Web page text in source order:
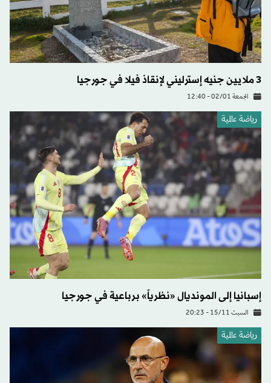
3 ملايين جنيه إسترليني لإنقاذ فيلا في جورجيا
الجمعة 02/01 - 12:40
رياضة عالمية
إسبانيا إلى المونديال «نظرياً» برباعية في جورجيا
السبت 15/11 - 20:23
رياضة عالمية